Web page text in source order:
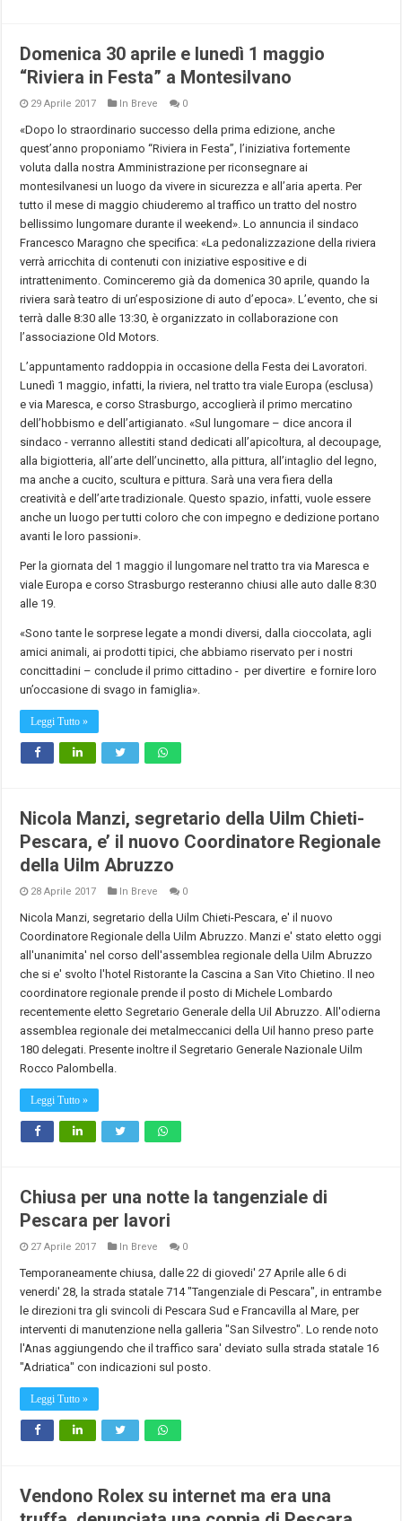
Domenica 30 aprile e lunedì 1 maggio
“Riviera in Festa” a Montesilvano
29 Aprile 2017 In Breve 0
«Dopo lo straordinario successo della prima edizione, anche
quest’anno proponiamo “Riviera in Festa”, l’iniziativa fortemente
voluta dalla nostra Amministrazione per riconsegnare ai
montesilvanesi un luogo da vivere in sicurezza e all’aria aperta. Per
tutto il mese di maggio chiuderemo al traffico un tratto del nostro
bellissimo lungomare durante il weekend». Lo annuncia il sindaco
Francesco Maragno che specifica: «La pedonalizzazione della riviera
verrà arricchita di contenuti con iniziative espositive e di
intrattenimento. Cominceremo già da domenica 30 aprile, quando la
riviera sarà teatro di un’esposizione di auto d’epoca». L’evento, che si
terrà dalle 8:30 alle 13:30, è organizzato in collaborazione con
l’associazione Old Motors.
L’appuntamento raddoppia in occasione della Festa dei Lavoratori.
Lunedì 1 maggio, infatti, la riviera, nel tratto tra viale Europa (esclusa)
e via Maresca, e corso Strasburgo, accoglierà il primo mercatino
dell’hobbismo e dell’artigianato. «Sul lungomare – dice ancora il
sindaco - verranno allestiti stand dedicati all’apicoltura, al decoupage,
alla bigiotteria, all’arte dell’uncinetto, alla pittura, all’intaglio del legno,
ma anche a cucito, scultura e pittura. Sarà una vera fiera della
creatività e dell’arte tradizionale. Questo spazio, infatti, vuole essere
anche un luogo per tutti coloro che con impegno e dedizione portano
avanti le loro passioni».
Per la giornata del 1 maggio il lungomare nel tratto tra via Maresca e
viale Europa e corso Strasburgo resteranno chiusi alle auto dalle 8:30
alle 19.
«Sono tante le sorprese legate a mondi diversi, dalla cioccolata, agli
amici animali, ai prodotti tipici, che abbiamo riservato per i nostri
concittadini – conclude il primo cittadino - per divertire e fornire loro
un’occasione di svago in famiglia».
Leggi Tutto »
Nicola Manzi, segretario della Uilm Chieti-
Pescara, e’ il nuovo Coordinatore Regionale
della Uilm Abruzzo
28 Aprile 2017 In Breve 0
Nicola Manzi, segretario della Uilm Chieti-Pescara, e' il nuovo
Coordinatore Regionale della Uilm Abruzzo. Manzi e' stato eletto oggi
all'unanimita' nel corso dell'assemblea regionale della Uilm Abruzzo
che si e' svolto l'hotel Ristorante la Cascina a San Vito Chietino. Il neo
coordinatore regionale prende il posto di Michele Lombardo
recentemente eletto Segretario Generale della Uil Abruzzo. All'odierna
assemblea regionale dei metalmeccanici della Uil hanno preso parte
180 delegati. Presente inoltre il Segretario Generale Nazionale Uilm
Rocco Palombella.
Leggi Tutto »
Chiusa per una notte la tangenziale di
Pescara per lavori
27 Aprile 2017 In Breve 0
Temporaneamente chiusa, dalle 22 di giovedi' 27 Aprile alle 6 di
venerdi' 28, la strada statale 714 "Tangenziale di Pescara", in entrambe
le direzioni tra gli svincoli di Pescara Sud e Francavilla al Mare, per
interventi di manutenzione nella galleria "San Silvestro". Lo rende noto
l'Anas aggiungendo che il traffico sara' deviato sulla strada statale 16
"Adriatica" con indicazioni sul posto.
Leggi Tutto »
Vendono Rolex su internet ma era una